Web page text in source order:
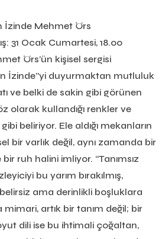
İzinde Mehmet Örs
31 Ocak Cumartesi, 18.00
Örs’ün kişisel sergisi
İzinde”yi duyurmaktan mutluluk
ve belki de sakin gibi görünen
olarak kullandığı renkler ve
beliriyor. Ele aldığı mekanların
bir varlık değil, aynı zamanda bir
ruh halini imliyor. “Tanımsız
bu yarım bırakılmış,
ama derinlikli boşluklara
artık bir tanım değil; bir
dili ise bu ihtimali çoğaltan,